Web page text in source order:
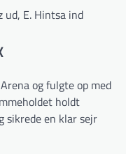
ud, E. Hintsa ind
og fulgte op med
holdt
sikrede en klar sejr